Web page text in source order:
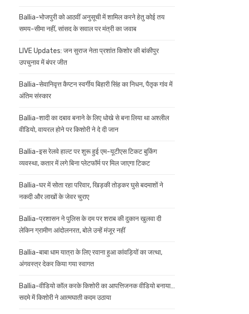
Ballia-भोजपुरी को आठवीं अनुसूची में शामिल करने हेतु कोई तय
समय-सीमा नहीं, सांसद के सवाल पर मंत्री का जवाब
LIVE Updates: जन सुराज नेता प्रशांत किशोर की बांकीपुर
उपचुनाव में बंपर जीत
Ballia-सेवानिवृत्त कैप्टन स्वर्गीय बिहारी सिंह का निधन, पैतृक गांव में
अंतिम संस्कार
Ballia-शादी का दबाव बनाने के लिए धोखे से बना लिया था अश्लील
वीडियो, वायरल होने पर किशोरी ने दे दी जान
Ballia-इस रेलवे हाल्ट पर शुरू हुई एम-यूटीएस टिकट बुकिंग
व्यवस्था, कतार में लगे बिना प्लेटफॉर्म पर मिल जाएगा टिकट
Ballia-घर में सोता रहा परिवार, खिड़की तोड़कर घुसे बदमाशों ने
नकदी और लाखों के जेवर चुराए
Ballia-प्रशासन ने पुलिस के दम पर शराब की दुकान खुलवा दी
लेकिन ग्रामीण आंदोलनरत, बोले उन्हें मंजूर नहीं
Ballia-बाबा धाम यात्रा के लिए रवाना हुआ कांवड़ियों का जत्था,
अंगवस्त्र देकर किया गया स्वागत
Ballia-वीडियो कॉल करके किशोरी का आपत्तिजनक वीडियो बनाया…
सदमे में किशोरी ने आत्मघाती कदम उठाया